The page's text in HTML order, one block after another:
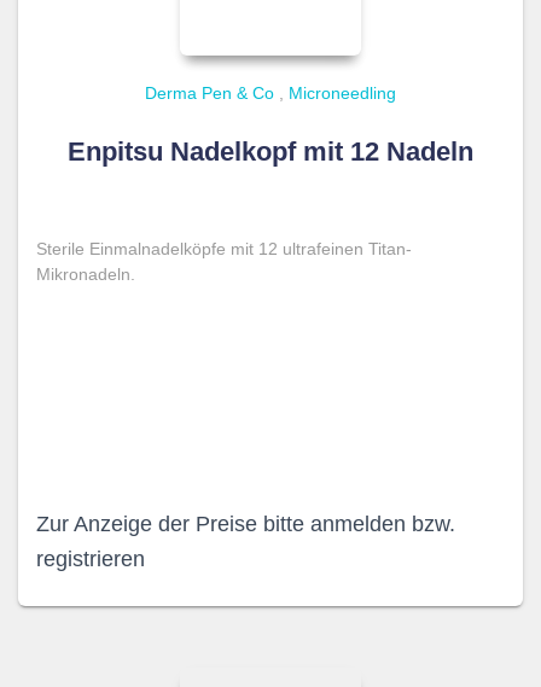
Derma Pen & Co , Microneedling
Enpitsu Nadelkopf mit 12 Nadeln
Sterile Einmalnadelköpfe mit 12 ultrafeinen Titan-
Mikronadeln.
Zur Anzeige der Preise bitte anmelden bzw.
registrieren